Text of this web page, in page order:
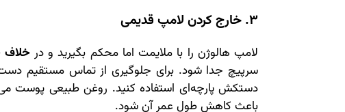
3. خارج کردن لامپ قدیمی
لامپ هالوژن را با ملایمت اما محکم بگیرید و در
سرپیچ جدا شود. برای جلوگیری از تماس مستقیم دست
دستکش پارچه‌ای استفاده کنید. روغن طبیعی پوست
باعث کاهش طول عمر آن شود.